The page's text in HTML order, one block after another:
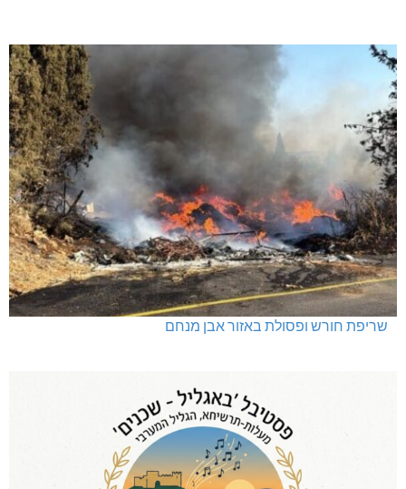
שריפת חורש ופסולת באזור אבן מנחם